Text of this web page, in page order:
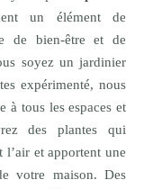
un élément de
de bien-être et de
soyez un jardinier
expérimenté, nous
à tous les espaces et
des plantes qui
et apportent une
votre maison. Des